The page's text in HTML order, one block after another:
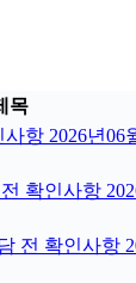
목
항 2026년06
확인사항
전 확인사항